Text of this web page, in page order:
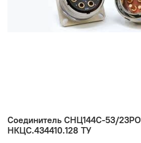
Соединитель СНЦ144С-53/
НКЦС.434410.128 ТУ